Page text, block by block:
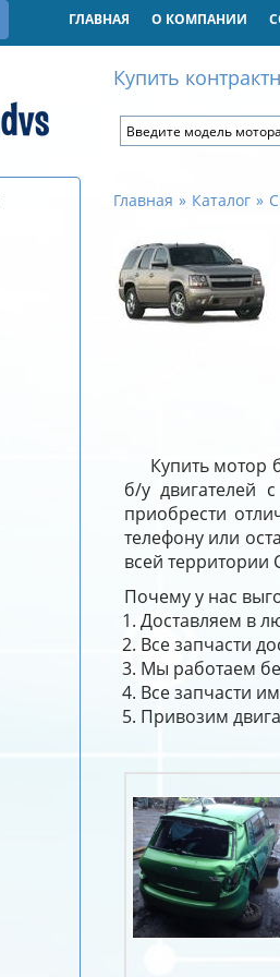
ГЛАВНАЯ О КОМПАНИИ
Купить
Главная Каталог
Купить мотор
б/у
приобрести
телефону или
всей территории
Почему у нас
Доставляем в
Все запчасти
Мы работаем
Все запчасти
Привозим